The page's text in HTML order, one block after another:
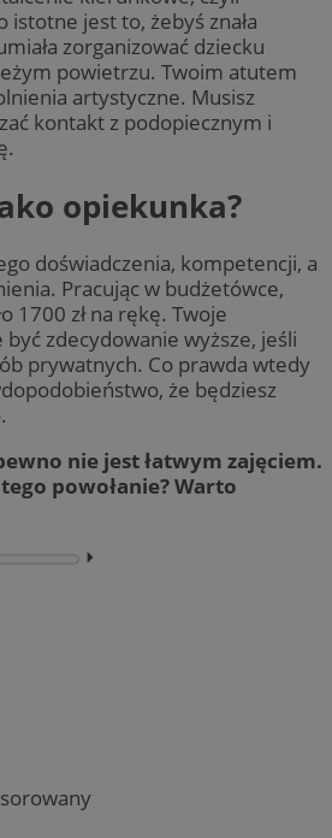
istotne jest to, żebyś znała
zorganizować dziecku
powietrzu. Twoim atutem
artystyczne. Musisz
kontakt z podopiecznym i
opiekunka?
doświadczenia, kompetencji, a
Pracując w budżetówce,
1700 zł na rękę. Twoje
zdecydowanie wyższe, jeśli
prywatnych. Co prawda wtedy
że będziesz
nie jest łatwym zajęciem.
powołanie? Warto
⏵︎